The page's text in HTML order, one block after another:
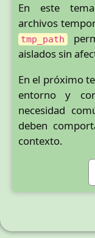
En este
archivos
tmp_path
aislados sin
En el próximo
entorno y
necesidad
deben
contexto.